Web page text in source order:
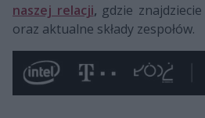
naszej relacji, gdzie
oraz aktualne składy zespołów.